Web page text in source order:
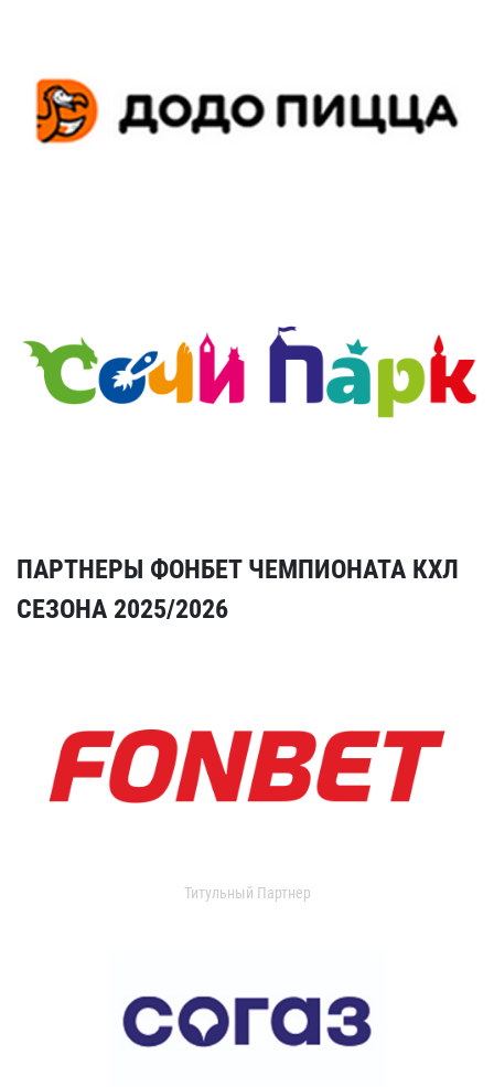
ПАРТНЕРЫ ФОНБЕТ ЧЕМПИОНАТА КХЛ
СЕЗОНА 2025/2026
Титульный Партнер